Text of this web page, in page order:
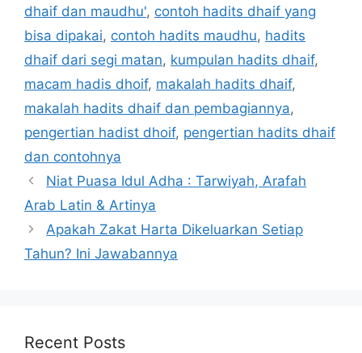
dhaif dan maudhu', contoh hadits dhaif yang
bisa dipakai, contoh hadits maudhu, hadits
dhaif dari segi matan, kumpulan hadits dhaif,
macam hadis dhoif, makalah hadits dhaif,
makalah hadits dhaif dan pembagiannya,
pengertian hadist dhoif, pengertian hadits dhaif
dan contohnya
Niat Puasa Idul Adha : Tarwiyah, Arafah
Arab Latin & Artinya
Apakah Zakat Harta Dikeluarkan Setiap
Tahun? Ini Jawabannya
Recent Posts